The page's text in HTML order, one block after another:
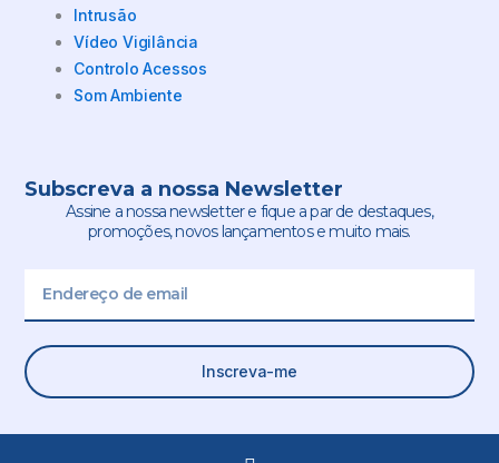
Intrusão
Vídeo Vigilância
Controlo Acessos
Som Ambiente
Subscreva a nossa Newsletter
Assine a nossa newsletter e fique a par de destaques,
promoções, novos lançamentos e muito mais.
Inscreva-me